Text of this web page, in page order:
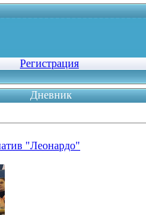
Регистрация
Дневник
"Леонардо"